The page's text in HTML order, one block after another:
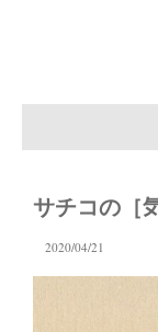
サチコの［
2020/04/21